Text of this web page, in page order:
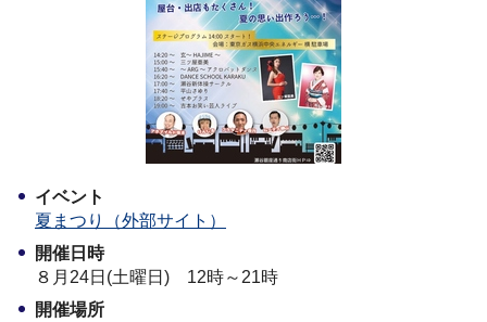
イベント
夏まつり（外部サイト）
開催日時
８月24日(土曜日) 12時～21時
開催場所